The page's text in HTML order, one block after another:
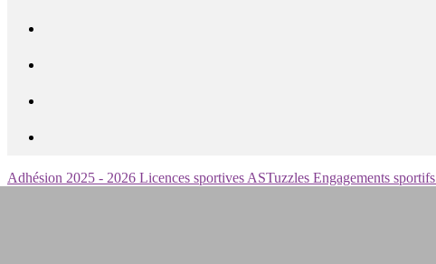
Adhésion 2025 - 2026 Licences sportives ASTuzzles Engagements sportifs